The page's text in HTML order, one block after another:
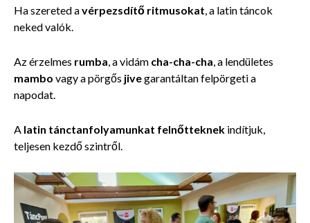
Ha szereted avérpezsdítő ritmusokat, a latin táncok
neked valók.
Az érzelmes rumba, a vidám cha-cha-cha, a lendületes
mambo vagy a pörgős jivegarantáltan felpörgeti a
napodat.
A latin tánctanfolyamunkat felnőtteknek indítjuk,
teljesen kezdő szintről.